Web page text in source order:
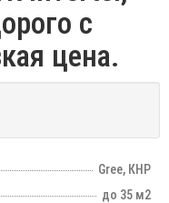
с
цена.
Gree, КНР
до 35 м2